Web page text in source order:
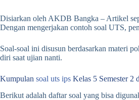
Disiarkan oleh AKDB Bangka – Artikel
Dengan mengerjakan contoh soal UTS,
Soal-soal ini disusun berdasarkan materi
diri saat ujian nanti.
Kumpulan soal uts ips Kelas 5 Semester 2
Berikut adalah daftar soal yang bisa